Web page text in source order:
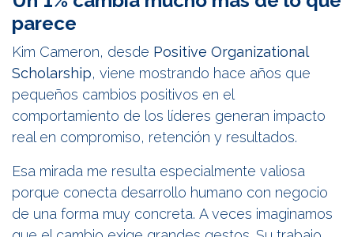
parece
Kim Cameron, desde Positive Organizational
Scholarship, viene mostrando hace años que
pequeños cambios positivos en el
comportamiento de los líderes generan impacto
real en compromiso, retención y resultados.
Esa mirada me resulta especialmente valiosa
porque conecta desarrollo humano con negocio
de una forma muy concreta. A veces imaginamos